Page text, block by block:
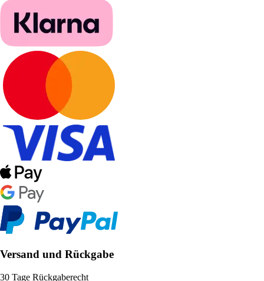
Versand und Rückgabe
30 Tage Rückgaberecht